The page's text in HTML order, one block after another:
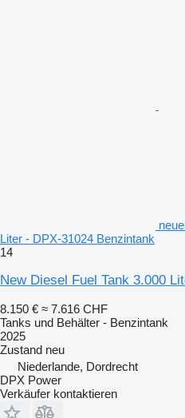
Liter - DPX-31024 Benzintank
14
New Diesel Fuel Tank 3.000
8.150 € ≈ 7.616 CHF
Tanks und Behälter - Benzintank
2025
Zustand neu
Niederlande, Dordrecht
DPX Power
Verkäufer kontaktieren